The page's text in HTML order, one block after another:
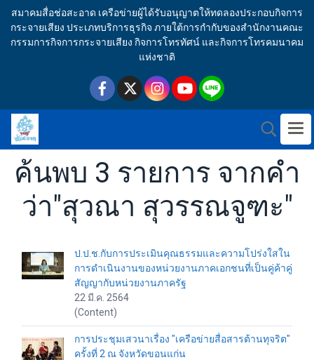
สมาคมสื่อช่อสะอาด เครือข่ายผู้ได้รับอนุญาตให้ทดลองประกอบกิจการ
กระจายเสียง ประเภทบริการธุรกิจ ภายใต้การกำกับของสำนักงานคณะ
กรรมการกิจการกระจายเสียง กิจการโทรทัศน์ และกิจการโทรคมนาคม
แห่งชาติ
ค้นพบ 3 รายการ จากคำ
ว่า"สุวณา สุวรรณจูฑะ"
ป.ป.ช.กับการประเมินคุณธรรมและความโปร่งใสใน
การดำเนินงานของหน่วยงานภาคเอกชนที่เป็นคู่ค้าคู่
สัญญากับหน่วยงานภาครัฐ
22 มี.ค. 2564
(Content)
การประชุมเสวนาเรื่อง "เครือข่ายสื่อสารต้านทุจริต"
ครั้งที่ 2 ณ จังหวัดขอนแก่น